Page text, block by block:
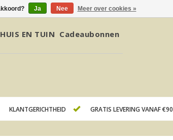
HUIS EN TUIN Cadeaubonnen
KLANTGERICHTHEID GRATIS LEVERING VANAF €90
Ja Nee Meer over cookies »